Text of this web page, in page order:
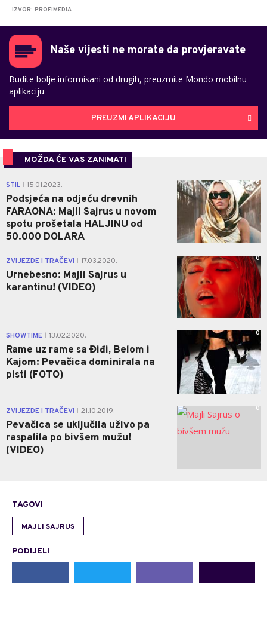
IZVOR: PROFIMEDIA
Naše vijesti ne morate da provjeravate
Budite bolje informisani od drugih, preuzmite Mondo mobilnu
aplikaciju
PREUZMI APLIKACIJU
MOŽDA ĆE VAS ZANIMATI
STIL 15.01.2023.
Podsjeća na odjeću drevnih
FARAONA: Majli Sajrus u novom
spotu prošetala HALJINU od
50.000 DOLARA
0
ZVIJEZDE I TRAČEVI 17.03.2020.
Urnebesno: Majli Sajrus u
karantinu! (VIDEO)
0
SHOWTIME 13.02.2020.
Rame uz rame sa Điđi, Belom i
Kajom: Pevačica dominirala na
pisti (FOTO)
0
ZVIJEZDE I TRAČEVI 21.10.2019.
Pevačica se uključila uživo pa
raspalila po bivšem mužu!
(VIDEO)
0
TAGOVI
MAJLI SAJRUS
PODIJELI